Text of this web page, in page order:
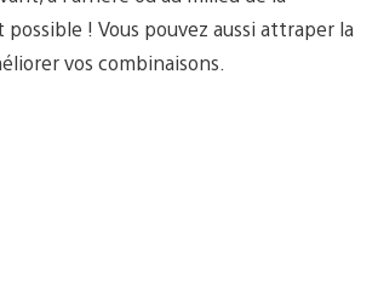
! Vous pouvez aussi attraper la
vos combinaisons.